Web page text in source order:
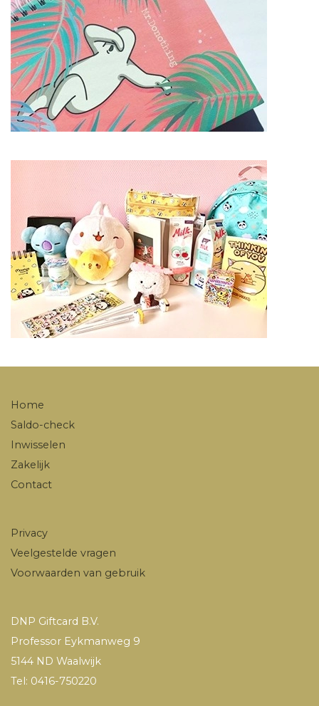
Home
Saldo-check
Inwisselen
Zakelijk
Contact
Privacy
Veelgestelde vragen
Voorwaarden van gebruik
DNP Giftcard B.V.
Professor Eykmanweg 9
5144 ND Waalwijk
Tel: 0416-750220